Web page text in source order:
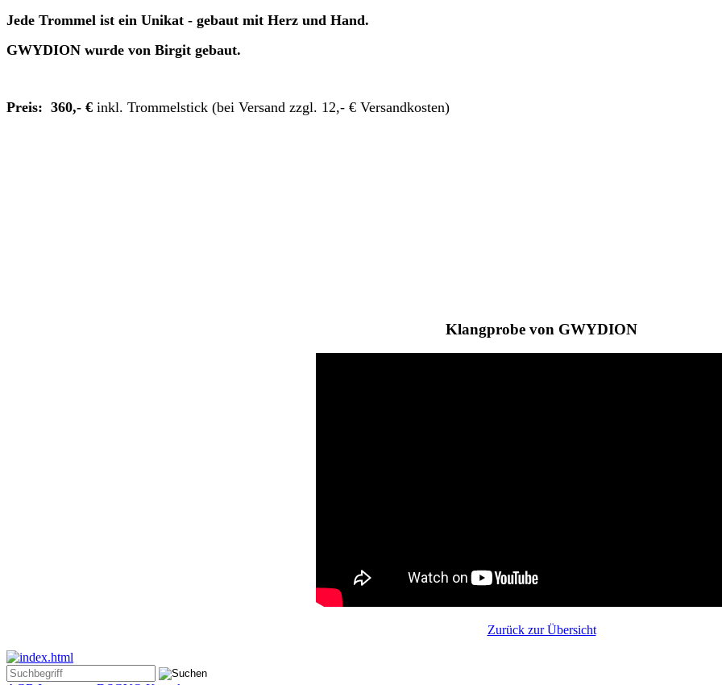
Jede Trommel ist ein Unikat - gebaut mit Herz und Hand.
GWYDION wurde von Birgit gebaut.
Preis: 360,- € inkl. Trommelstick (bei Versand zzgl. 12,- € Versandkosten)
Klangprobe von GWYDION
Zurück zur Übersicht